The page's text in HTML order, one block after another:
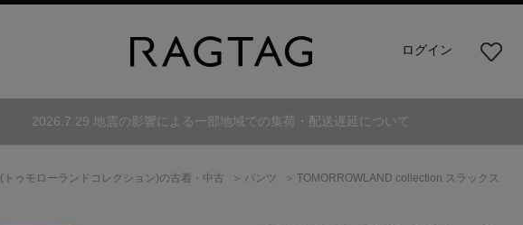
ログイン
り
2026.7.29 地震の影響による一部地域での集荷・配送遅延について
(トゥモローランドコレクション)の古着・中古 パンツ TOMORROWLAND collection スラックス